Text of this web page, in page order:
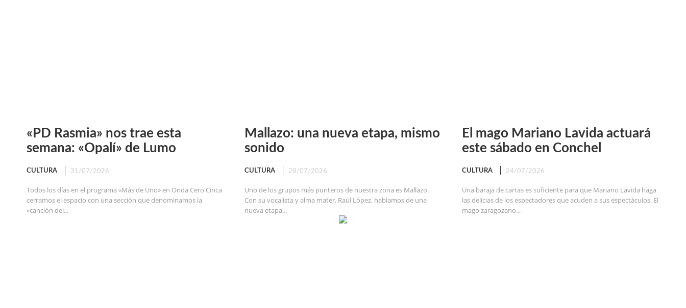
«PD Rasmia» nos trae esta
semana: «Opalí» de Lumo
CULTURA 31/07/2026
Todos los días en el programa «Más de Uno» en Onda Cero Cinca
cerramos el espacio con una sección que denominamos la
«canción del...
Mallazo: una nueva etapa, mismo
sonido
CULTURA 28/07/2026
Uno de los grupos más punteros de nuestra zona es Mallazo.
Con su vocalista y alma mater, Raúl López, hablamos de una
nueva etapa...
El mago Mariano Lavida actuará
este sábado en Conchel
CULTURA 24/07/2026
Una baraja de cartas es suficiente para que Mariano Lavida haga
las delicias de los espectadores que acuden a sus espectáculos. El
mago zaragozano...